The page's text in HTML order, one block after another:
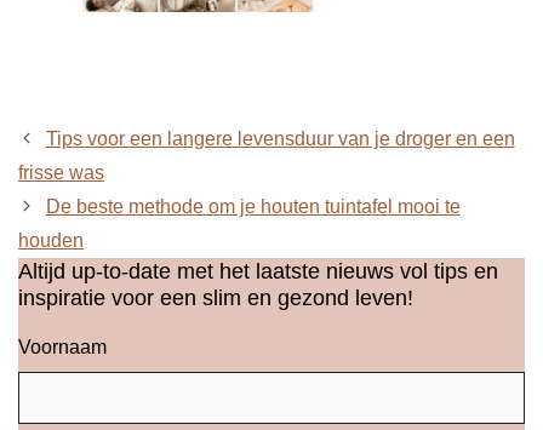
Tips voor een langere levensduur van je droger en een
frisse was
De beste methode om je houten tuintafel mooi te
houden
Altijd up-to-date met het laatste nieuws vol tips en
inspiratie voor een slim en gezond leven!
Voornaam